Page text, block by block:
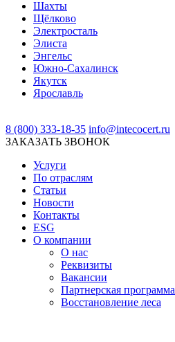
Шахты
Щёлково
Электросталь
Элиста
Энгельс
Южно-Сахалинск
Якутск
Ярославль
8 (800) 333-18-35 info@intecocert.ru
ЗАКАЗАТЬ ЗВОНОК
Услуги
По отраслям
Статьи
Новости
Контакты
ESG
О компании
О нас
Реквизиты
Вакансии
Партнерская программа
Восстановление леса